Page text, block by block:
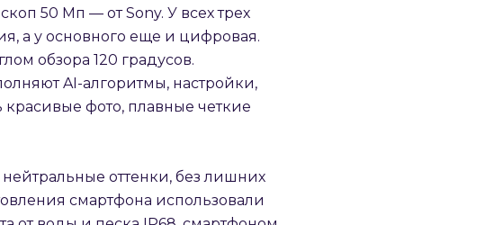
50 Мп — от Sony. У всех трех
а у основного еще и цифровая.
обзора 120 градусов.
AI-алгоритмы, настройки,
фото, плавные четкие
оттенки, без лишних
смартфона использовали